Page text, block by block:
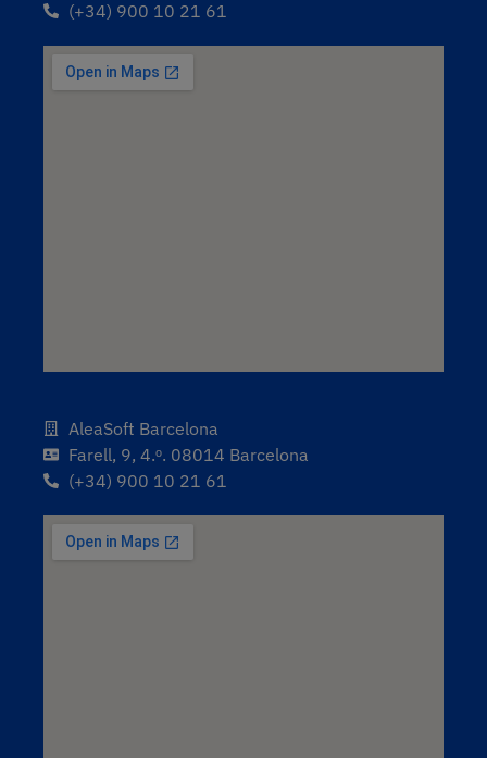
(+34) 900 10 21 61
AleaSoft Barcelona
Farell, 9, 4.ᵒ. 08014 Barcelona
(+34) 900 10 21 61